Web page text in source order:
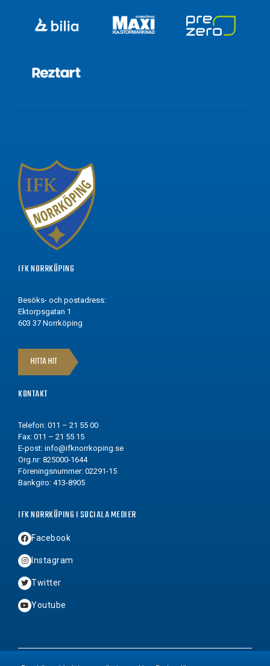
IFK NORRKÖPING
Besöks- och postadress:
Ektorpsgatan 1
603 37 Norrköping
HITTA HIT
KONTAKT
Telefon: 011 – 21 55 00
Fax: 011 – 21 55 15
E-post: info@ifknorrkoping.se
Org.nr: 825000-1644
Föreningsnummer: 02291-15
Bankgiro: 413-8905
IFK NORRKÖPING I SOCIALA MEDIER
Facebook
Instagram
Twitter
Youtube